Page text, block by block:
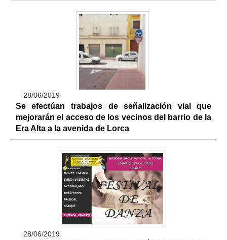
28/06/2019
Se efectúan trabajos de señalización vial que
mejorarán el acceso de los vecinos del barrio de la
Era Alta a la avenida de Lorca
28/06/2019